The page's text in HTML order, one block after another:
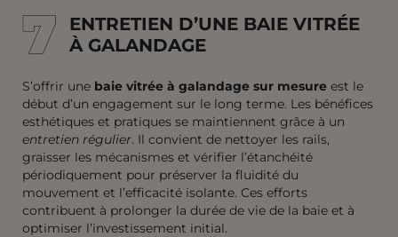
7
7
ENTRETIEN D’UNE BAIE VITRÉE
À GALANDAGE
S’offrir une baie vitrée à galandage sur mesure est le
début d’un engagement sur le long terme. Les bénéfices
esthétiques et pratiques se maintiennent grâce à un
entretien régulier. Il convient de nettoyer les rails,
graisser les mécanismes et vérifier l’étanchéité
périodiquement pour préserver la fluidité du
mouvement et l’efficacité isolante. Ces efforts
contribuent à prolonger la durée de vie de la baie et à
optimiser l’investissement initial.